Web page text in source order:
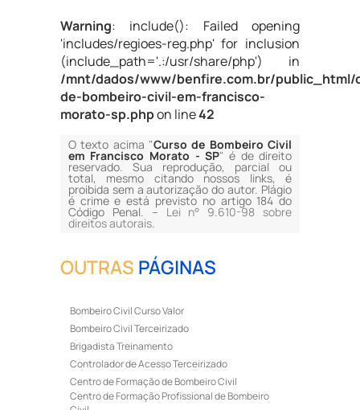
Warning: include(): Failed opening
'includes/regioes-reg.php' for inclusion
(include_path='.:/usr/share/php') in
/mnt/dados/www/benfire.com.br/public_html/
de-bombeiro-civil-em-francisco-
morato-sp.phpon line42
O texto acima "Curso de Bombeiro Civil
em Francisco Morato - SP" é de direito
reservado. Sua reprodução, parcial ou
total, mesmo citando nossos links, é
proibida sem a autorização do autor. Plágio
é crime e está previsto no artigo 184 do
Código Penal. – Lei n° 9.610-98 sobre
direitos autorais.
OUTRAS PÁGINAS
Bombeiro Civil Curso Valor
Bombeiro Civil Terceirizado
Brigadista Treinamento
Controlador de Acesso Terceirizado
Centro de Formação de Bombeiro Civil
Centro de Formação Profissional de Bombeiro